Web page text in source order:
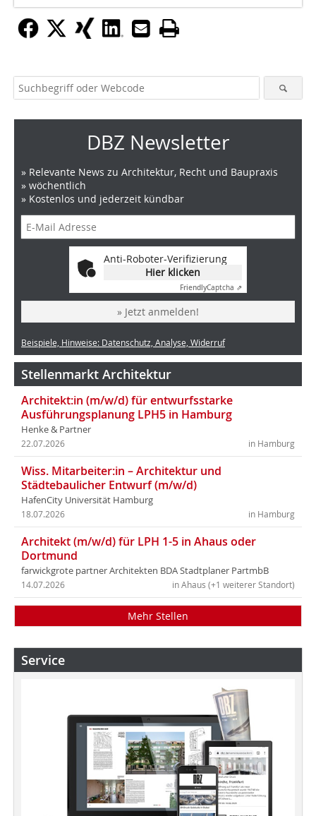
DBZ Newsletter
» Relevante News zu Architektur, Recht und Baupraxis
» wöchentlich
» Kostenlos und jederzeit kündbar
Anti-Roboter-Verifizierung
Hier klicken
FriendlyCaptcha ⇗
» Jetzt anmelden!
Beispiele, Hinweise: Datenschutz, Analyse, Widerruf
Stellenmarkt Architektur
Architekt:in (m/w/d) für entwurfsstarke
Ausführungsplanung LPH5 in Hamburg
Henke & Partner
in Hamburg
22.07.2026
Wiss. Mitarbeiter:in – Architektur und
Städtebaulicher Entwurf (m/w/d)
HafenCity Universität Hamburg
in Hamburg
18.07.2026
Architekt (m/w/d) für LPH 1-5 in Ahaus oder
Dortmund
farwickgrote partner Architekten BDA Stadtplaner PartmbB
in Ahaus (+1 weiterer Standort)
14.07.2026
Mehr Stellen
Service